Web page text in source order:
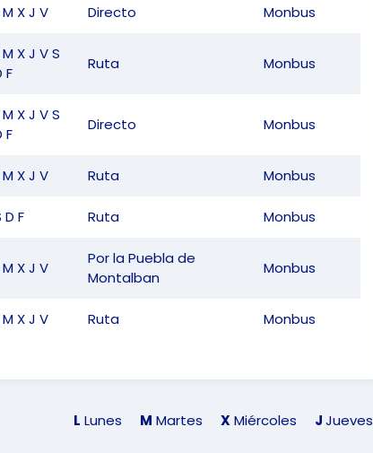
M X J V Directo Monbus
M X J V S
F
Ruta Monbus
M X J V S
F
Directo Monbus
M X J V Ruta Monbus
D F Ruta Monbus
M X J V
Por la Puebla de
Montalban
Monbus
M X J V Ruta Monbus
L Lunes M Martes XMiércoles JJueves